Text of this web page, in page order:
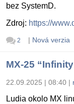
bez SystemD.
Zdroj: https://
2 | Nová verzia
MX-25
22.09.2025 | 08:40 |
Ludia okolo MX